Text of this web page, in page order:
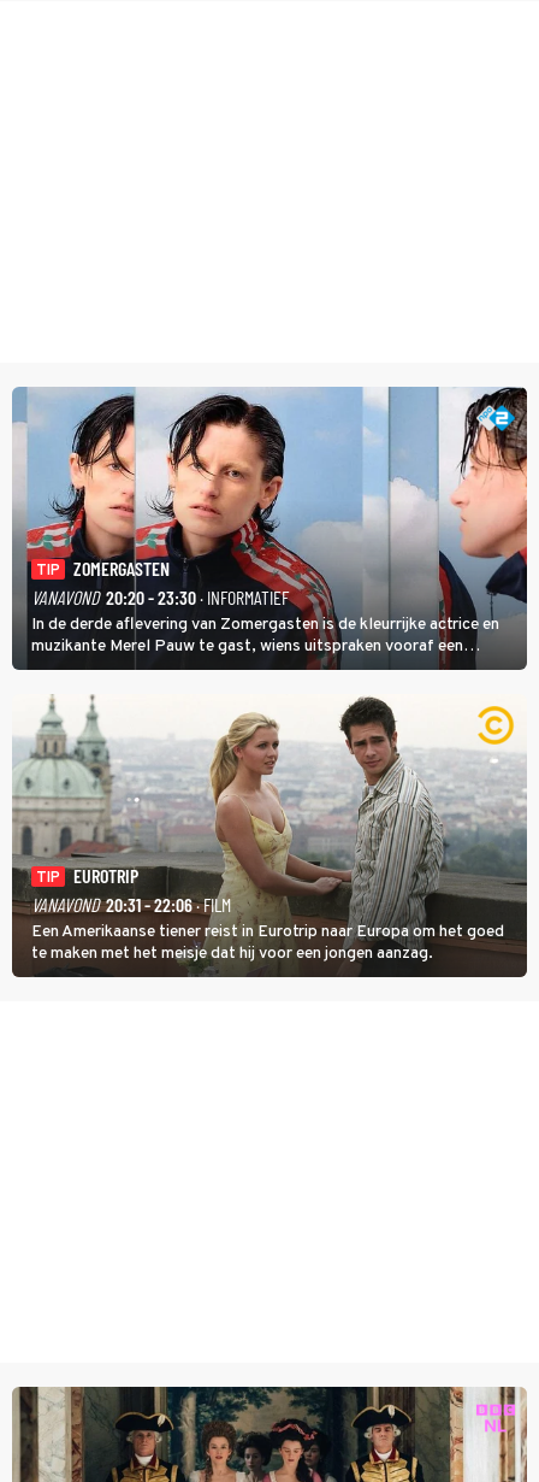
TIP
ZOMERGASTEN
VANAVOND 20:20 - 23:30· INFORMATIEF
In de derde aflevering van Zomergasten is de kleurrijke actrice en
muzikante Merel Pauw te gast, wiens uitspraken vooraf een
boeiende avond beloven: 'Mijn ideale televisieavond is zoals mijn
identiteit: grenzeloos, absurd en vol angsten'.
TIP
EUROTRIP
VANAVOND 20:31 - 22:06· FILM
Een Amerikaanse tiener reist in Eurotrip naar Europa om het goed
te maken met het meisje dat hij voor een jongen aanzag.